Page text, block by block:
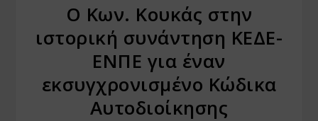
Ο Κων. Κουκάς στην
ιστορική συνάντηση ΚΕΔΕ-
ΕΝΠΕ για έναν
εκσυγχρονισμένο Κώδικα
Αυτοδιοίκησης